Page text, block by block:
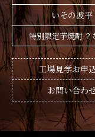
いその波平
特別限定芋焼酎 ？
工場見学お申
お問い合わ